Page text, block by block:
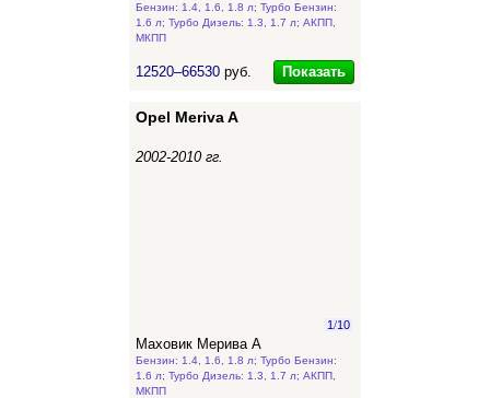
Бензин: 1.4, 1.6, 1.8 л; Турбо Бензин:
1.6 л; Турбо Дизель: 1.3, 1.7 л; АКПП,
МКПП
12520–66530 руб. Показать
Opel Meriva A
2002-2010 гг.
1/10
Маховик Мерива А
Бензин: 1.4, 1.6, 1.8 л; Турбо Бензин:
1.6 л; Турбо Дизель: 1.3, 1.7 л; АКПП,
МКПП